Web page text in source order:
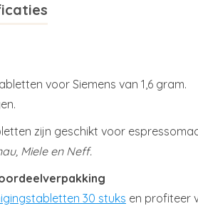
voor Siemens van 1,6 gram.
zijn geschikt voor
Miele en Neff.
30 stuks en profiteer